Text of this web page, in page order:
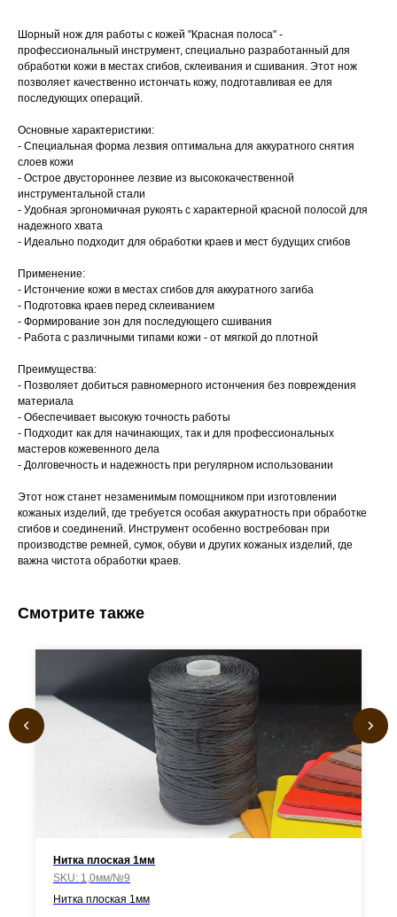
Шорный нож для работы с кожей "Красная полоса" -
профессиональный инструмент, специально разработанный для
обработки кожи в местах сгибов, склеивания и сшивания. Этот нож
позволяет качественно истончать кожу, подготавливая ее для
последующих операций.
Основные характеристики:
- Специальная форма лезвия оптимальна для аккуратного снятия
слоев кожи
- Острое двустороннее лезвие из высококачественной
инструментальной стали
- Удобная эргономичная рукоять с характерной красной полосой для
надежного хвата
- Идеально подходит для обработки краев и мест будущих сгибов
Применение:
- Истончение кожи в местах сгибов для аккуратного загиба
- Подготовка краев перед склеиванием
- Формирование зон для последующего сшивания
- Работа с различными типами кожи - от мягкой до плотной
Преимущества:
- Позволяет добиться равномерного истончения без повреждения
материала
- Обеспечивает высокую точность работы
- Подходит как для начинающих, так и для профессиональных
мастеров кожевенного дела
- Долговечность и надежность при регулярном использовании
Этот нож станет незаменимым помощником при изготовлении
кожаных изделий, где требуется особая аккуратность при обработке
сгибов и соединений. Инструмент особенно востребован при
производстве ремней, сумок, обуви и других кожаных изделий, где
важна чистота обработки краев.
Смотрите также
Нитка плоская 1мм
SKU: 1,0мм/№9
Нитка плоская 1мм